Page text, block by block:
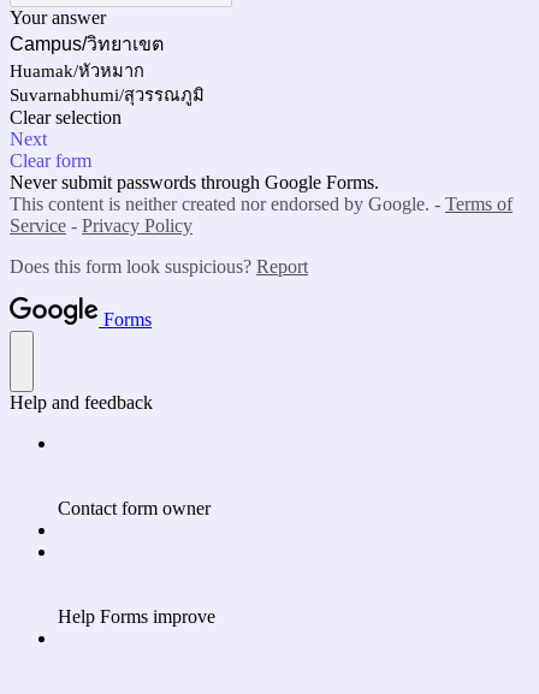
Your answer
Campus/วิทยาเขต
Huamak/หัวหมาก
Suvarnabhumi/สุวรรณภูมิ
Clear selection
Next
Clear form
Never submit passwords through Google Forms.
This content is neither created nor endorsed by Google. - Terms of
Service - Privacy Policy
Does this form look suspicious? Report
Forms
Help and feedback
Contact form owner
Help Forms improve